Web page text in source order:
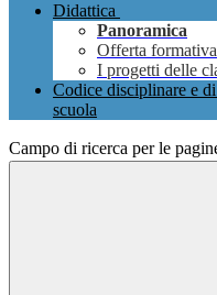
Didattica
Panoramica
Offerta formativa
I progetti delle
Codice disciplinare e
scuola
Campo di ricerca per le